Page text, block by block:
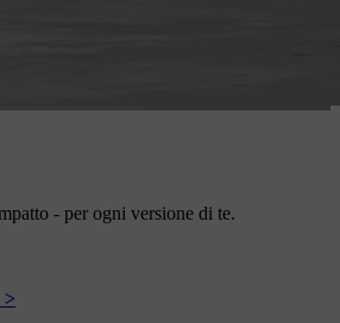
- per ogni versione di te.
>